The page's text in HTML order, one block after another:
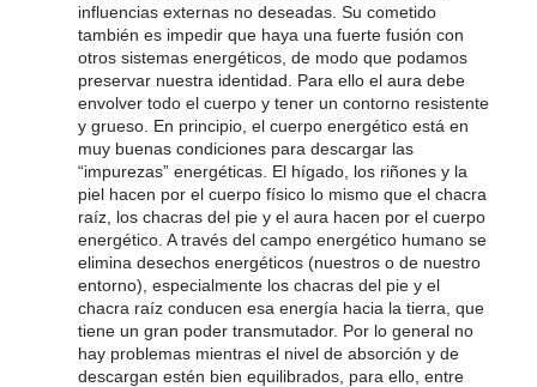
influencias externas no deseadas. Su cometido
también es impedir que haya una fuerte fusión con
otros sistemas energéticos, de modo que podamos
preservar nuestra identidad. Para ello el aura debe
envolver todo el cuerpo y tener un contorno resistente
y grueso. En principio, el cuerpo energético está en
muy buenas condiciones para descargar las
“impurezas” energéticas. El hígado, los riñones y la
piel hacen por el cuerpo físico lo mismo que el chacra
raíz, los chacras del pie y el aura hacen por el cuerpo
energético. A través del campo energético humano se
elimina desechos energéticos (nuestros o de nuestro
entorno), especialmente los chacras del pie y el
chacra raíz conducen esa energía hacia la tierra, que
tiene un gran poder transmutador. Por lo general no
hay problemas mientras el nivel de absorción y de
descargan estén bien equilibrados, para ello, entre